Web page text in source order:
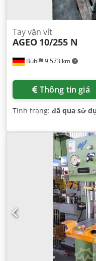
Bühl 9.573 km
Tay vặn vít
AGEO 10/255 N
Thông tin giá
Tình trạng: đã qua sử